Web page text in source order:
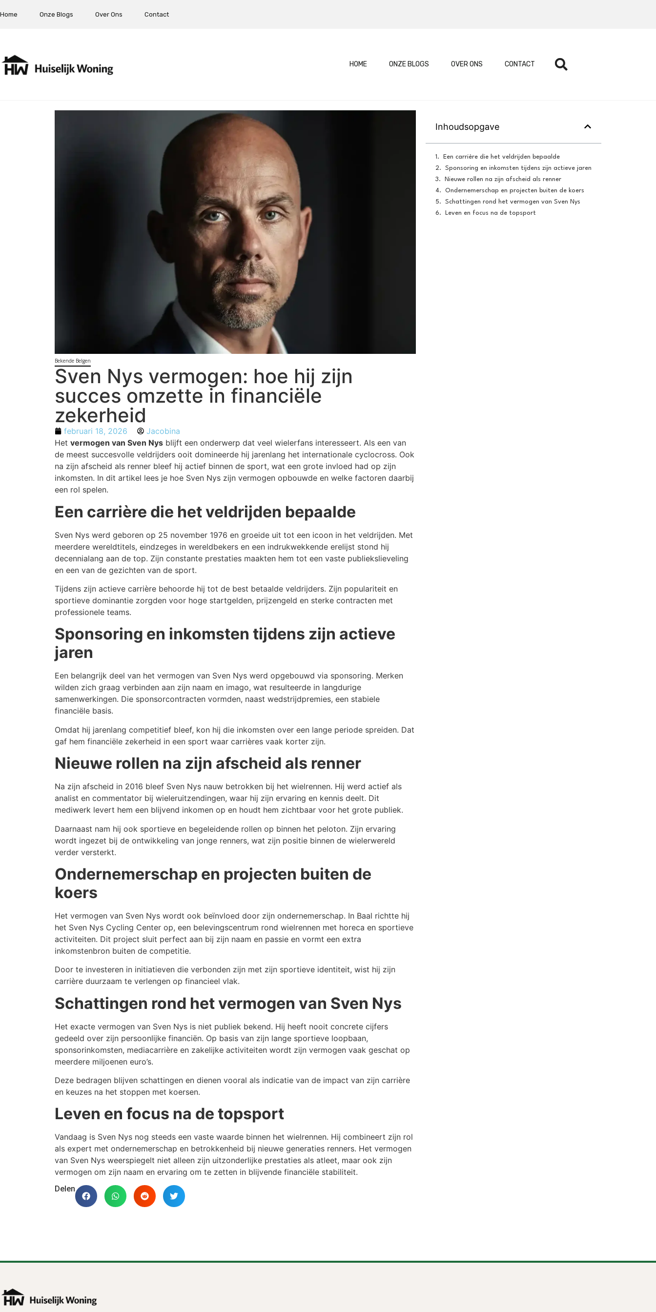
Home Onze Blogs Over Ons Contact
HOME ONZE BLOGS OVER ONS CONTACT
Bekende Belgen
Sven Nys vermogen: hoe hij zijn
succes omzette in financiële
zekerheid
februari 18, 2026
Jacobina
Het vermogen van Sven Nys blijft een onderwerp dat veel wielerfans interesseert. Als een van
de meest succesvolle veldrijders ooit domineerde hij jarenlang het internationale cyclocross. Ook
na zijn afscheid als renner bleef hij actief binnen de sport, wat een grote invloed had op zijn
inkomsten. In dit artikel lees je hoe Sven Nys zijn vermogen opbouwde en welke factoren daarbij
een rol spelen.
Een carrière die het veldrijden bepaalde
Sven Nys werd geboren op 25 november 1976 en groeide uit tot een icoon in het veldrijden. Met
meerdere wereldtitels, eindzeges in wereldbekers en een indrukwekkende erelijst stond hij
decennialang aan de top. Zijn constante prestaties maakten hem tot een vaste publiekslieveling
en een van de gezichten van de sport.
Tijdens zijn actieve carrière behoorde hij tot de best betaalde veldrijders. Zijn populariteit en
sportieve dominantie zorgden voor hoge startgelden, prijzengeld en sterke contracten met
professionele teams.
Sponsoring en inkomsten tijdens zijn actieve
jaren
Een belangrijk deel van het vermogen van Sven Nys werd opgebouwd via sponsoring. Merken
wilden zich graag verbinden aan zijn naam en imago, wat resulteerde in langdurige
samenwerkingen. Die sponsorcontracten vormden, naast wedstrijdpremies, een stabiele
financiële basis.
Omdat hij jarenlang competitief bleef, kon hij die inkomsten over een lange periode spreiden. Dat
gaf hem financiële zekerheid in een sport waar carrières vaak korter zijn.
Nieuwe rollen na zijn afscheid als renner
Na zijn afscheid in 2016 bleef Sven Nys nauw betrokken bij het wielrennen. Hij werd actief als
analist en commentator bij wieleruitzendingen, waar hij zijn ervaring en kennis deelt. Dit
mediwerk levert hem een blijvend inkomen op en houdt hem zichtbaar voor het grote publiek.
Daarnaast nam hij ook sportieve en begeleidende rollen op binnen het peloton. Zijn ervaring
wordt ingezet bij de ontwikkeling van jonge renners, wat zijn positie binnen de wielerwereld
verder versterkt.
Ondernemerschap en projecten buiten de
koers
Het vermogen van Sven Nys wordt ook beïnvloed door zijn ondernemerschap. In Baal richtte hij
het Sven Nys Cycling Center op, een belevingscentrum rond wielrennen met horeca en sportieve
activiteiten. Dit project sluit perfect aan bij zijn naam en passie en vormt een extra
inkomstenbron buiten de competitie.
Door te investeren in initiatieven die verbonden zijn met zijn sportieve identiteit, wist hij zijn
carrière duurzaam te verlengen op financieel vlak.
Schattingen rond het vermogen van Sven Nys
Het exacte vermogen van Sven Nys is niet publiek bekend. Hij heeft nooit concrete cijfers
gedeeld over zijn persoonlijke financiën. Op basis van zijn lange sportieve loopbaan,
sponsorinkomsten, mediacarrière en zakelijke activiteiten wordt zijn vermogen vaak geschat op
meerdere miljoenen euro’s.
Deze bedragen blijven schattingen en dienen vooral als indicatie van de impact van zijn carrière
en keuzes na het stoppen met koersen.
Leven en focus na de topsport
Vandaag is Sven Nys nog steeds een vaste waarde binnen het wielrennen. Hij combineert zijn rol
als expert met ondernemerschap en betrokkenheid bij nieuwe generaties renners. Het vermogen
van Sven Nys weerspiegelt niet alleen zijn uitzonderlijke prestaties als atleet, maar ook zijn
vermogen om zijn naam en ervaring om te zetten in blijvende financiële stabiliteit.
Delen
Inhoudsopgave
Een carrière die het veldrijden bepaalde
Sponsoring en inkomsten tijdens zijn actieve jaren
Nieuwe rollen na zijn afscheid als renner
Ondernemerschap en projecten buiten de koers
Schattingen rond het vermogen van Sven Nys
Leven en focus na de topsport